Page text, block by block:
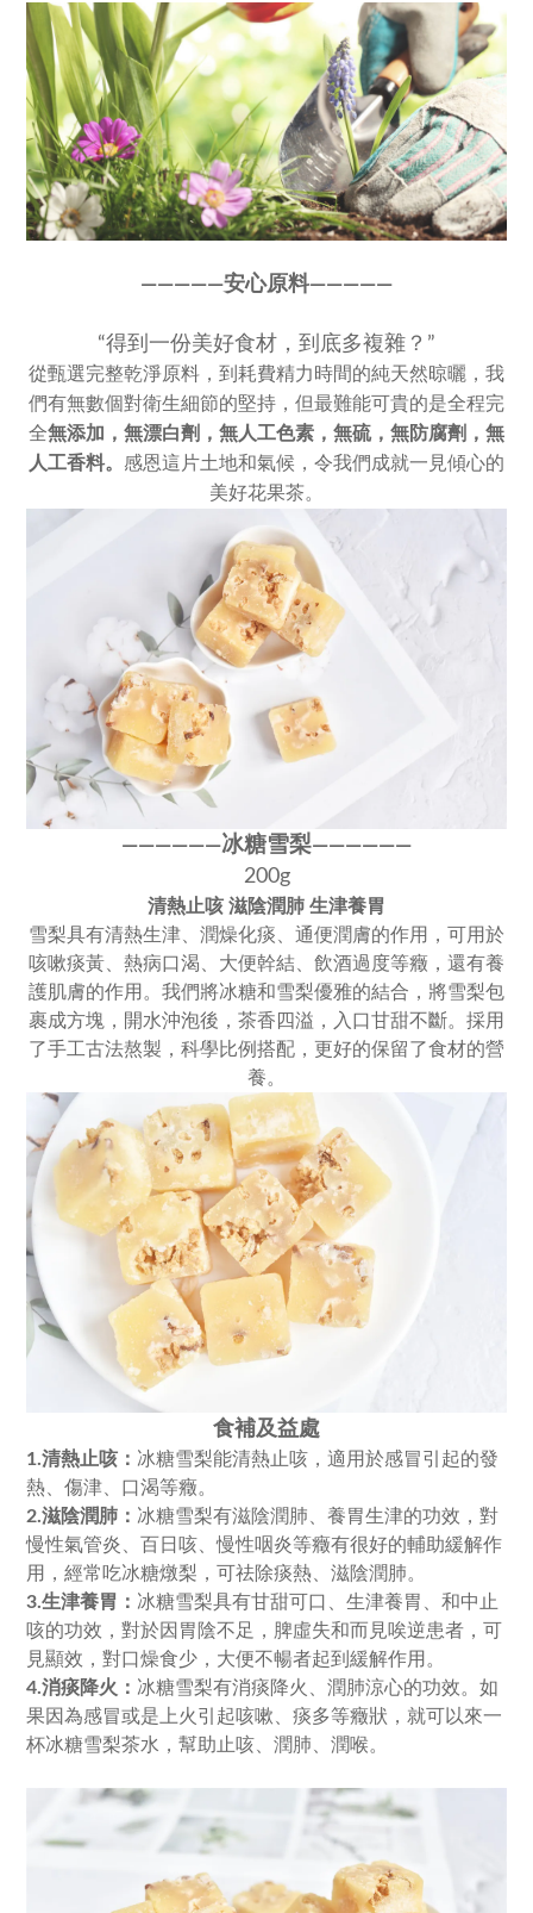
—————安心原料—————
“得到一份美好食材，到底多複雜？”
從甄選完整乾淨原料，到耗費精力時間的純天然晾曬，我
們有無數個對衛生細節的堅持，但最難能可貴的是全程完
全無添加， 無漂白劑，無人工色素， 無硫，無防腐劑，無
人工香料。 感恩這片土地和氣候，令我們成就一見傾心的
美好花果茶。
——————冰糖雪梨——————
200g
清熱止咳 滋陰潤肺 生津養胃
雪梨具有清熱生津、潤燥化痰、通便潤膚的作用，可用於
咳嗽痰黃、熱病口渴、大便幹結、飲酒過度等癥，還有養
護肌膚的作用。我們將冰糖和雪梨優雅的結合，將雪梨包
裹成方塊，開水沖泡後，茶香四溢，入口甘甜不斷。採用
了手工古法熬製，科學比例搭配，更好的保留了食材的營
養。
食補及益處
1.清熱止咳： 冰糖雪梨能清熱止咳，適用於感冒引起的發
熱、傷津、口渴等癥。
2.滋陰潤肺： 冰糖雪梨有滋陰潤肺、養胃生津的功效，對
慢性氣管炎、百日咳、慢性咽炎等癥有很好的輔助緩解作
用，經常吃冰糖燉梨，可祛除痰熱、滋陰潤肺。
3.生津養胃： 冰糖雪梨具有甘甜可口、生津養胃、和中止
咳的功效，對於因胃陰不足，脾虛失和而見唉逆患者，可
見顯效，對口燥食少，大便不暢者起到緩解作用。
4.消痰降火： 冰糖雪梨有消痰降火、潤肺涼心的功效。如
果因為感冒或是上火引起咳嗽、痰多等癥狀，就可以來一
杯冰糖雪梨茶水，幫助止咳、潤肺、潤喉。